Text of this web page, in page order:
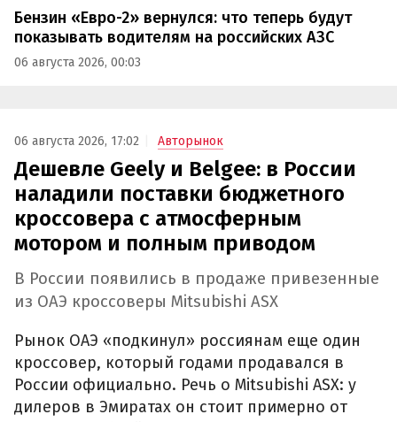
Бензин «Евро-2» вернулся: что теперь будут
показывать водителям на российских АЗС
06 августа 2026, 00:03
06 августа 2026, 17:02 Авторынок
Дешевле Geely и Belgee: в России
наладили поставки бюджетного
кроссовера с атмосферным
мотором и полным приводом
В России появились в продаже привезенные
из ОАЭ кроссоверы Mitsubishi ASX
Рынок ОАЭ «подкинул» россиянам еще один
кроссовер, который годами продавался в
России официально. Речь о Mitsubishi ASX: у
дилеров в Эмиратах он стоит примерно от